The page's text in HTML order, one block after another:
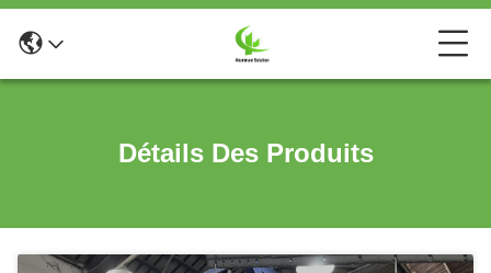
Détails Des Produits